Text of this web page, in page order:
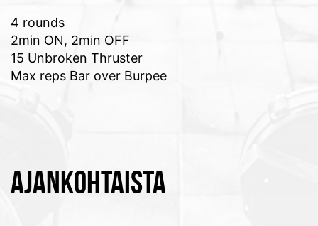
4 rounds
2min ON, 2min OFF
15 Unbroken Thruster
Max reps Bar over Burpee
AJANKOHTAISTA